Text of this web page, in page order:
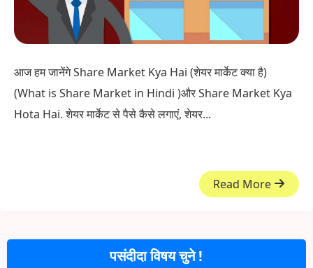
आज हम जानेंगे Share Market Kya Hai (शेयर मार्केट क्या है)
(What is Share Market in Hindi )और Share Market Kya
Hota Hai. शेयर मार्केट से पैसे कैसे लगाएं, शेयर...
Read More
पसंदीदा विषय चुने !